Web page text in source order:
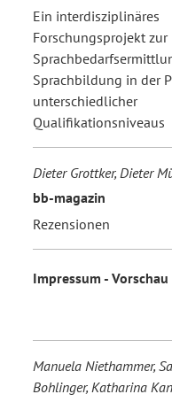
Ein interdisziplinäres
Forschungsprojekt zur
Sprachbildung in der
unterschiedlicher
Qualifikationsniveaus
Dieter Grottker, Dieter
bb-magazin
Rezensionen
Impressum - Vorschau
Manuela Niethammer,
Bohlinger, Katharina